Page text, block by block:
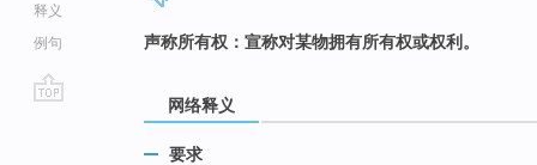
释义
例句
声称所有权：宣称对某物拥有所有权或权利。
网络释义
要求